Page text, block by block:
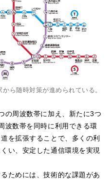
ら随時対策が進められている。
の周波数帯に加え、新たに3つ
波数帯を同時に利用できる環
を拡張することで、多くの利
い、安定した通信環境を実現
ためには、技術的な課題があ